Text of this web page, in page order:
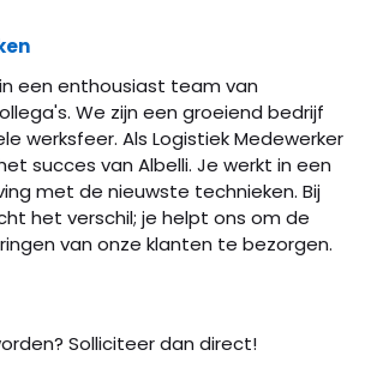
een enthousiast team van
We zijn een groeiend bedrijf
werksfeer. Als Logistiek Medewerker
succes van Albelli. Je werkt in een
met de nieuwste technieken. Bij
het verschil; je helpt ons om de
van onze klanten te bezorgen.
Solliciteer dan direct!